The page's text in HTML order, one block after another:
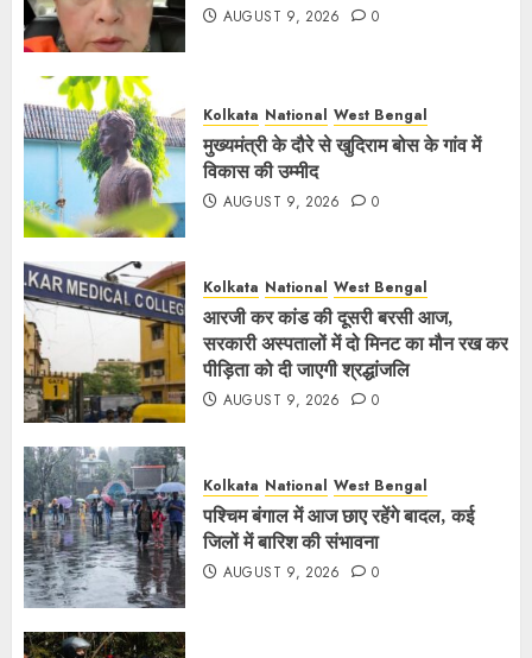
AUGUST 9, 2026 0
Kolkata National West Bengal
मुख्यमंत्री के दौरे से खुदिराम बोस के गांव में
विकास की उम्मीद
AUGUST 9, 2026 0
Kolkata National West Bengal
आरजी कर कांड की दूसरी बरसी आज,
सरकारी अस्पतालों में दो मिनट का मौन रख कर
पीड़िता को दी जाएगी श्रद्धांजलि
AUGUST 9, 2026 0
Kolkata National West Bengal
पश्चिम बंगाल में आज छाए रहेंगे बादल, कई
जिलों में बारिश की संभावना
AUGUST 9, 2026 0